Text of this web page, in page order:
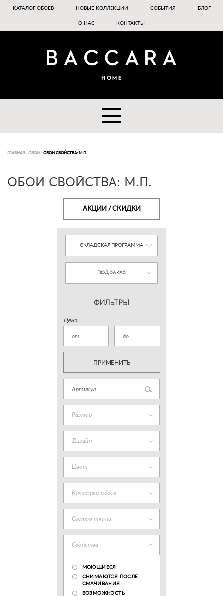
КАТАЛОГ ОБОЕВ НОВЫЕ КОЛЛЕКЦИИ СОБЫТИЯ БЛОГ
О НАС КОНТАКТЫ
ГЛАВНАЯ - ОБОИ - ОБОИ СВОЙСТВА: М.П.
ОБОИ СВОЙСТВА: М.П.
АКЦИИ / СКИДКИ
СКЛАДСКАЯ ПРОГРАММА
ПОД ЗАКАЗ
ФИЛЬТРЫ
Цена
ПРИМЕНИТЬ
Размер
Дизайн
Цвет
Качество обоев
Состав ткани
Свойства
МОЮЩИЕСЯ
СНИМАЮТСЯ ПОСЛЕ
СМАЧИВАНИЯ
ВОЗМОЖНОСТЬ